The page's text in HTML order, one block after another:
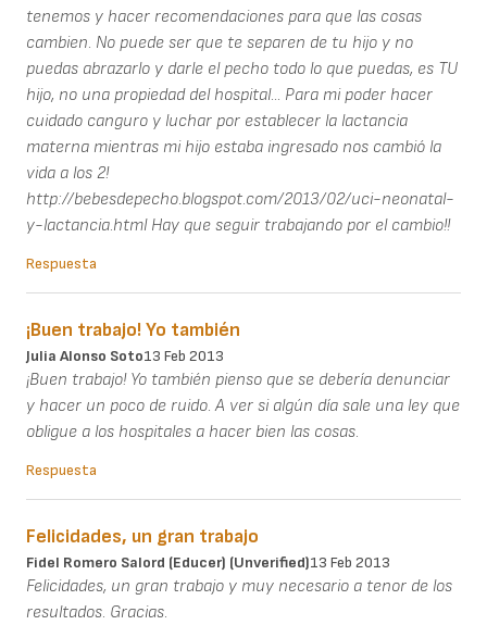
tenemos y hacer recomendaciones para que las cosas
cambien. No puede ser que te separen de tu hijo y no
puedas abrazarlo y darle el pecho todo lo que puedas, es TU
hijo, no una propiedad del hospital... Para mi poder hacer
cuidado canguro y luchar por establecer la lactancia
materna mientras mi hijo estaba ingresado nos cambió la
vida a los 2!
http://bebesdepecho.blogspot.com/2013/02/uci-neonatal-
y-lactancia.html Hay que seguir trabajando por el cambio!!
Respuesta
¡Buen trabajo! Yo también
Julia Alonso Soto13 Feb 2013
¡Buen trabajo! Yo también pienso que se debería denunciar
y hacer un poco de ruido. A ver si algún día sale una ley que
obligue a los hospitales a hacer bien las cosas.
Respuesta
Felicidades, un gran trabajo
Fidel Romero Salord (Educer) (unverified)13 Feb 2013
Felicidades, un gran trabajo y muy necesario a tenor de los
resultados. Gracias.